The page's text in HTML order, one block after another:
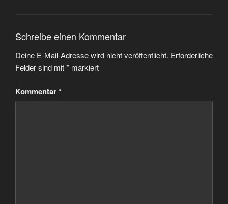
Schreibe einen Kommentar
Deine E-Mail-Adresse wird nicht veröffentlicht. Erforderliche
Felder sind mit* markiert
Kommentar*